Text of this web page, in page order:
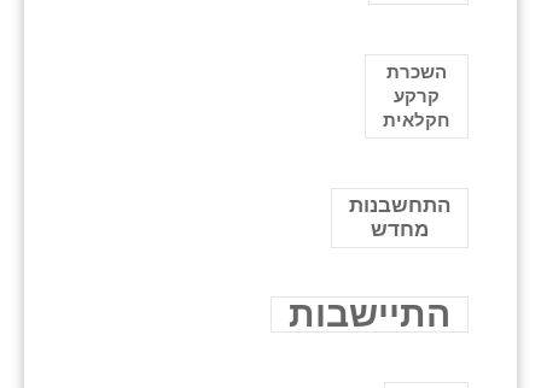
השכרת
קרקע
חקלאית
התחשבנות
מחדש
התיישבות